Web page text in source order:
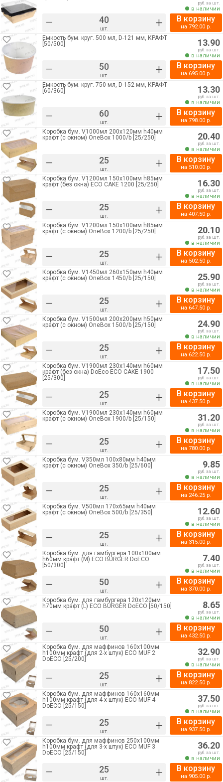
– шт. +
руб. за шт.
в наличии
В корзину
на 792.00р.
Емкость бум. круг. 500 мл, D-121 мм, КРАФТ
[50/500]
– шт. +
13.90
руб. за шт.
в наличии
В корзину
на 695.00р.
Емкость бум. круг. 750 мл, D-152 мм, КРАФТ
[60/360]
– шт. +
13.30
руб. за шт.
в наличии
В корзину
на 798.00р.
Коробка бум. V1000мл 200х120мм h40мм
крафт (с окном) OneBox 1000/b [25/250]
– шт. +
20.40
руб. за шт.
в наличии
В корзину
на 510.00р.
Коробка бум. V1200мл 150х100мм h85мм
крафт (без окна) ECO CAKE 1200 [25/250]
– шт. +
16.30
руб. за шт.
в наличии
В корзину
на 407.50р.
Коробка бум. V1200мл 150х100мм h85мм
крафт (с окном) OneBox 1200/b [25/250]
– шт. +
20.10
руб. за шт.
в наличии
В корзину
на 502.50р.
Коробка бум. V1450мл 260х150мм h40мм
крафт (с окном) OneBox 1450/b [25/150]
– шт. +
25.90
руб. за шт.
в наличии
В корзину
на 647.50р.
Коробка бум. V1500мл 200х200мм h50мм
крафт (с окном) OneBox 1500/b [25/150]
– шт. +
24.90
руб. за шт.
в наличии
В корзину
на 622.50р.
Коробка бум. V1900мл 230х140мм h60мм
крафт (без окна) DoEco ECO CAKE 1900
[25/300]
– шт. +
17.50
руб. за шт.
в наличии
В корзину
на 437.50р.
Коробка бум. V1900мл 230х140мм h60мм
крафт (с окном) OneBox 1900/b [25/150]
– шт. +
31.20
руб. за шт.
в наличии
В корзину
на 780.00р.
Коробка бум. V350мл 100х80мм h40мм
крафт (с окном) OneBox 350/b [25/600]
– шт. +
9.85
руб. за шт.
в наличии
В корзину
на 246.25р.
Коробка бум. V500мл 170х65мм h40мм
крафт (с окном) OneBox 500/b [25/350]
– шт. +
12.60
руб. за шт.
в наличии
В корзину
на 315.00р.
Коробка бум. для гамбургера 100х100мм
h60мм крафт (М) ECO BURGER DoECO
[50/300]
– шт. +
7.40
руб. за шт.
в наличии
В корзину
на 370.00р.
Коробка бум. для гамбургера 120х120мм
h70мм крафт (L) ECO BURGER DoECO [50/150]
– шт. +
8.65
руб. за шт.
в наличии
В корзину
на 432.50р.
Коробка бум. для маффинов 160х100мм
h100мм крафт (для 2-х штук) ECO MUF 2
DoECO [25/200]
– шт. +
32.90
руб. за шт.
в наличии
В корзину
на 822.50р.
Коробка бум. для маффинов 160х160мм
h100мм крафт (для 4-х штук) ECO MUF 4
DoECO [25/150]
– шт. +
37.50
руб. за шт.
в наличии
В корзину
на 937.50р.
Коробка бум. для маффинов 250х100мм
h100мм крафт (для 3-х штук) ECO MUF 3
DoECO [25/150]
– шт. +
36.20
руб. за шт.
в наличии
В корзину
на 905.00р.